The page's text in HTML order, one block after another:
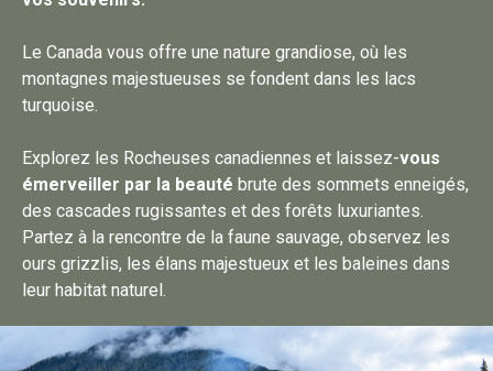
Le Canada vous offre une nature grandiose, où les
montagnes majestueuses se fondent dans les lacs
turquoise.
Explorez les Rocheuses canadiennes et laissez-vous
émerveiller par la beauté brute des sommets enneigés,
des cascades rugissantes et des forêts luxuriantes.
Partez à la rencontre de la faune sauvage, observez les
ours grizzlis, les élans majestueux et les baleines dans
leur habitat naturel.